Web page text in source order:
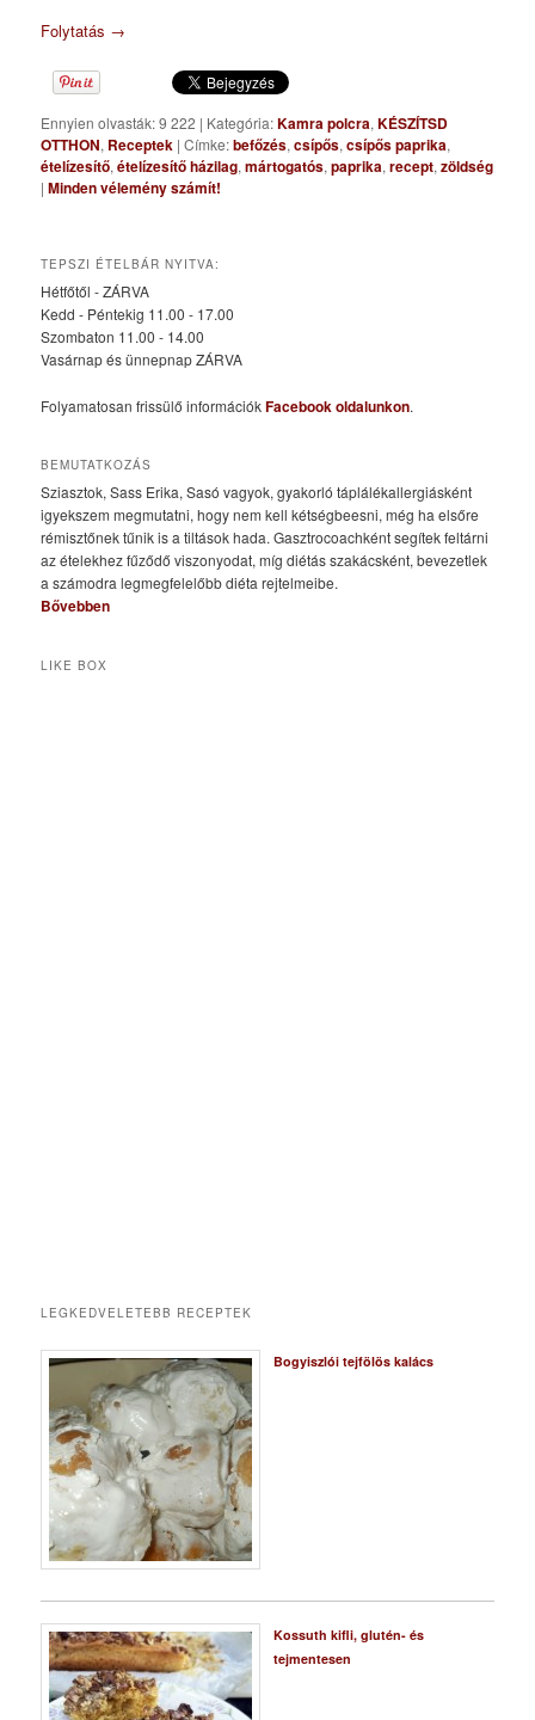
Folytatás →
Ennyien olvasták: 9 222 | Kategória:Kamra polcra,KÉSZÍTSD
OTTHON, Receptek |Címke:befőzés,csípős,csípős paprika,
ételízesítő,ételízesítő házilag,mártogatós,paprika,recept,zöldség
|Minden vélemény számít!
TEPSZI ÉTELBÁR NYITVA:
Hétfőtől - ZÁRVA
Kedd - Péntekig 11.00 - 17.00
Szombaton 11.00 - 14.00
Vasárnap és ünnepnap ZÁRVA
Folyamatosan frissülő információkFacebook oldalunkon.
BEMUTATKOZÁS
Sziasztok, Sass Erika, Sasó vagyok, gyakorló táplálékallergiásként
igyekszem megmutatni, hogy nem kell kétségbeesni, még ha elsőre
rémisztőnek tűnik is a tiltások hada. Gasztrocoachként segítek feltárni
az ételekhez fűződő viszonyodat, míg diétás szakácsként, bevezetlek
a számodra legmegfelelőbb diéta rejtelmeibe.
Bővebben
LIKE BOX
LEGKEDVELETEBB RECEPTEK
Bogyiszlói tejfölös kalács
Kossuth kifli, glutén- és
tejmentesen